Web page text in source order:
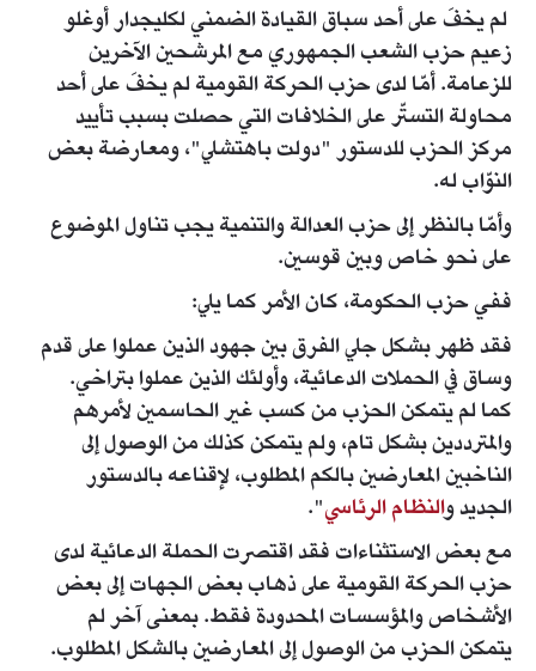
لم يخفَ على أحد سباق القيادة الضمني لكليجدار أوغلو
زعيم حزب الشعب الجمهوري مع المرشحين الآخرين
للزعامة. أمّا لدى حزب الحركة القومية لم يخفَ على أحد
محاولة التستّر على الخلافات التي حصلت بسبب تأييد
مركز الحزب للدستور "دولت باهتشلي"، ومعارضة بعض
النوّاب له.
وأمّا بالنظر إلى حزب العدالة والتنمية يجب تناول الموضوع
على نحو خاص وبين قوسين.
ففي حزب الحكومة، كان الأمر كما يلي:
فقد ظهر بشكل جلي الفرق بين جهود الذين عملوا على قدم
وساق في الحملات الدعائية، وأولئك الذين عملوا بتراخي.
كما لم يتمكن الحزب من كسب غير الحاسمين لأمرهم
والمترددين بشكل تام، ولم يتمكن كذلك من الوصول إلى
الناخبين المعارضين بالكم المطلوب، لإقناعه بالدستور
الجديد والنظام الرئاسي".
مع بعض الاستثناءات فقد اقتصرت الحملة الدعائية لدى
حزب الحركة القومية على ذهاب بعض الجهات إلى بعض
الأشخاص والمؤسسات المحدودة فقط. بمعنى آخر لم
يتمكن الحزب من الوصول إلى المعارضين بالشكل المطلوب.